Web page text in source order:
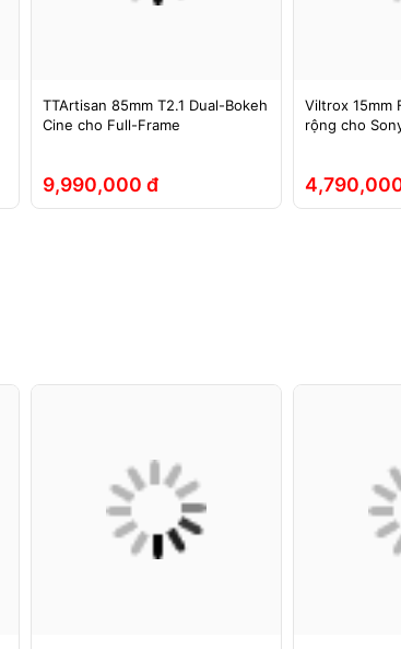
TTArtisan 85mm T2.1 Dual-Bokeh
Cine cho Full-Frame
9,990,000 đ
Viltrox 15mm
rộng cho